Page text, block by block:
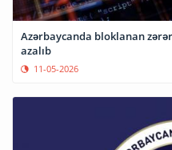
Azərbaycanda bloklanan
azalıb
11-05-2026